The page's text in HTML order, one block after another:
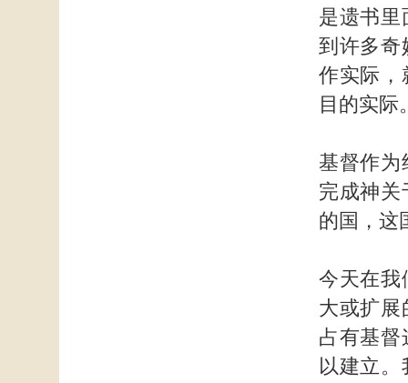
是遗书里
到许多奇
作实际，
目的实际
基督作为
完成神关
的国，这
今天在我
大或扩展
占有基督
以建立